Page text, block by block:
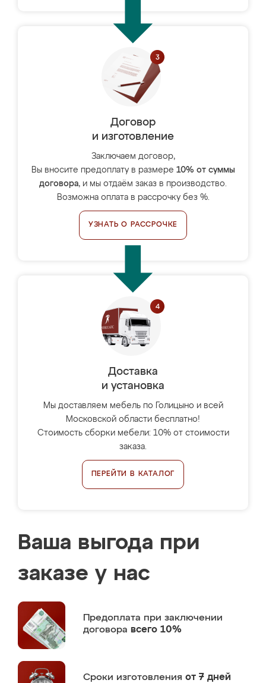
Договор
и изготовление
Заключаем договор,
Вы вносите предоплату в размере 10% от суммы
договора, и мы отдаём заказ в производство.
Возможна оплата в рассрочку без %.
УЗНАТЬ О РАССРОЧКЕ
Доставка
и установка
Мы доставляем мебель по Голицыно и всей
Московской области бесплатно!
Стоимость сборки мебели: 10% от стоимости
заказа.
ПЕРЕЙТИ В КАТАЛОГ
Ваша выгода при
заказе у нас
Предоплата при заключении
договора всего 10%
Сроки изготовления от 7 дней